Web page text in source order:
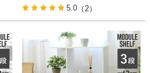
5.0 （2）